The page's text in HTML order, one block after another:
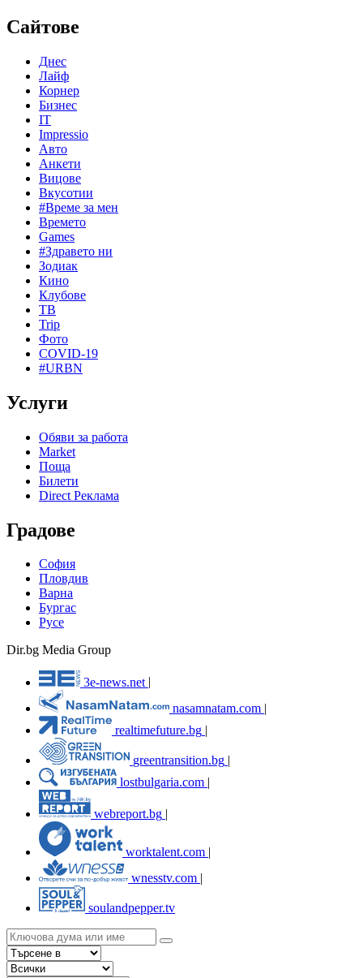
Сайтове
Днес
Лайф
Корнер
Бизнес
IT
Impressio
Авто
Анкети
Вицове
Вкусотии
#Време за мен
Времето
Games
#Здравето ни
Зодиак
Кино
Клубове
ТВ
Trip
Фото
COVID-19
#URBN
Услуги
Обяви за работа
Market
Поща
Билети
Direct Реклама
Градове
София
Пловдив
Варна
Бургас
Русе
Dir.bg Media Group
3e-news.net
nasamnatam.com |
realtimefuture.bg |
greentransition.bg |
lostbulgaria.com |
webreport.bg
worktalent.com |
wnesstv.com |
soulandpepper.tv